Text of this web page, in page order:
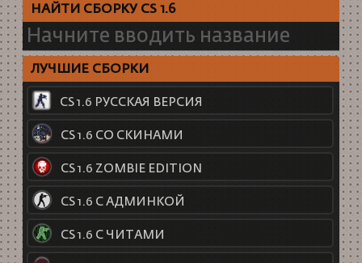
НАЙТИ СБОРКУ CS 1.6
ЛУЧШИЕ СБОРКИ
CS 1.6 РУССКАЯ ВЕРСИЯ
CS 1.6 СО СКИНАМИ
CS 1.6 ZOMBIE EDITION
CS 1.6 С АДМИНКОЙ
CS 1.6 С ЧИТАМИ